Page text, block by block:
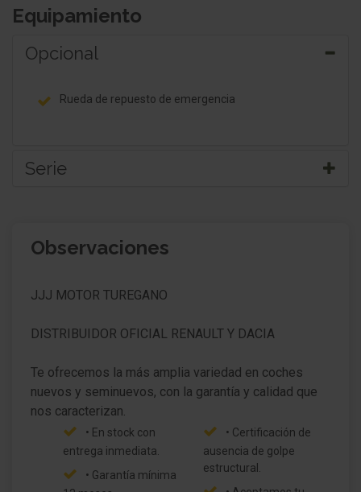
Equipamiento
Opcional
Rueda de repuesto de emergencia
Serie
Carrocería: 5 puertas
contraste
Retrovisor exterior regulable eléctricamente y
Retrovisor exterior esférico, izquierda
Luces antiniebla
Faro con luz de curva estática
Observaciones
JJJ MOTOR TUREGANO
DISTRIBUIDOR OFICIAL RENAULT Y DACIA
Te ofrecemos la más amplia variedad en coches
nuevos y seminuevos, con la garantía y calidad que
• En stock con
entrega inmediata.
• Garantía mínima
• Certificación de
ausencia de golpe
estructural.